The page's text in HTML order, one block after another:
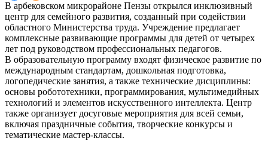
В арбековском микрорайоне Пензы открылся инклюзивный
центр для семейного развития, созданный при содействии
областного Министерства труда. Учреждение предлагает
комплексные развивающие программы для детей от четырех
лет под руководством профессиональных педагогов.
В образовательную программу входят физическое развитие по
международным стандартам, дошкольная подготовка,
логопедические занятия, а также технические дисциплины:
основы робототехники, программирования, мультимедийных
технологий и элементов искусственного интеллекта. Центр
также организует досуговые мероприятия для всей семьи,
включая праздничные события, творческие конкурсы и
тематические мастер-классы.